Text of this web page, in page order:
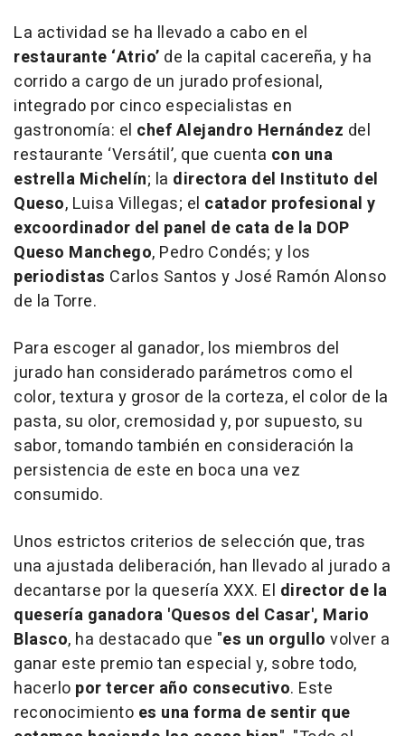
La actividad se ha llevado a cabo en el
restaurante ‘Atrio’ de la capital cacereña, y ha
corrido a cargo de un jurado profesional,
integrado por cinco especialistas en
gastronomía: el chef Alejandro Hernández del
restaurante ‘Versátil’, que cuenta con una
estrella Michelín; la directora del Instituto del
Queso, Luisa Villegas; el catador profesional y
excoordinador del panel de cata de la DOP
Queso Manchego, Pedro Condés; y los
periodistas Carlos Santos y José Ramón Alonso
de la Torre.
Para escoger al ganador, los miembros del
jurado han considerado parámetros como el
color, textura y grosor de la corteza, el color de la
pasta, su olor, cremosidad y, por supuesto, su
sabor, tomando también en consideración la
persistencia de este en boca una vez
consumido.
Unos estrictos criterios de selección que, tras
una ajustada deliberación, han llevado al jurado a
decantarse por la quesería XXX. El director de la
quesería ganadora 'Quesos del Casar', Mario
Blasco, ha destacado que "es un orgullo volver a
ganar este premio tan especial y, sobre todo,
hacerlo por tercer año consecutivo. Este
reconocimiento es una forma de sentir que